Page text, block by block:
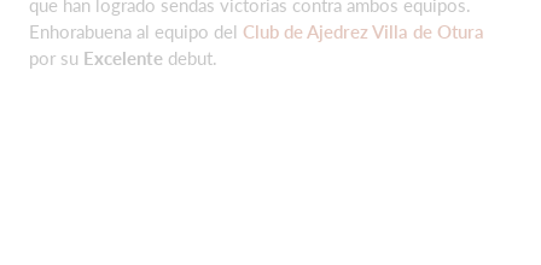
que han logrado sendas victorias contra ambos equipos.
Enhorabuena al equipo del Club de Ajedrez Villa de Otura
por su Excelente debut.